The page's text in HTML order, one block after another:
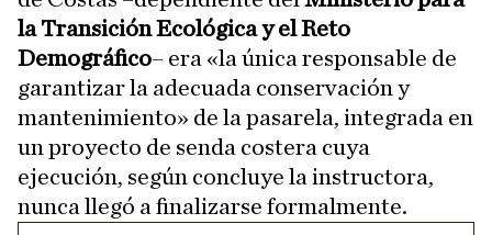
la Transición Ecológica y el Reto
Demográfico– era «la única responsable de
garantizar la adecuada conservación y
mantenimiento» de la pasarela, integrada en
un proyecto de senda costera cuya
ejecución, según concluye la instructora,
nunca llegó a finalizarse formalmente.